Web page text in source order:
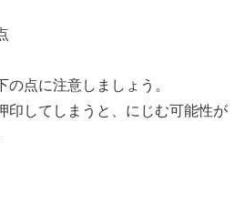
点に注意しましょう。
印してしまうと、にじむ可能性が